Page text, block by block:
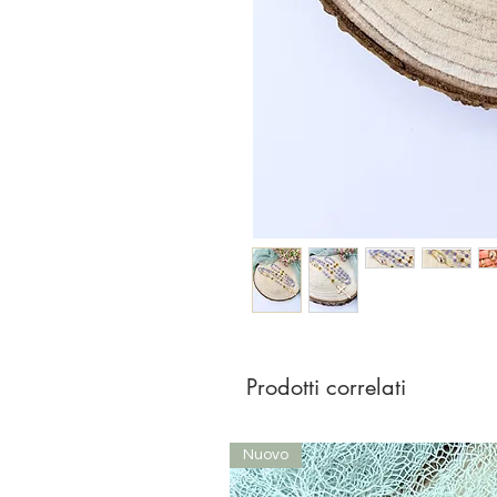
Prodotti correlati
Nuovo